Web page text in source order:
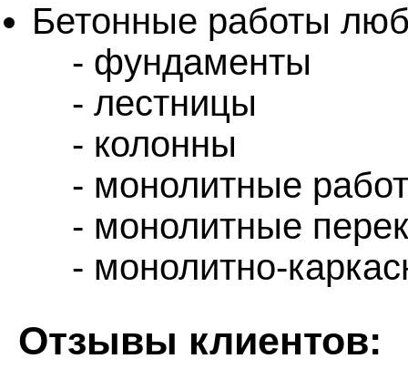
Бетонные работы
- фундаменты
- лестницы
- колонны
- монолитные
- монолитные
- монолитно-
Отзывы клиентов: